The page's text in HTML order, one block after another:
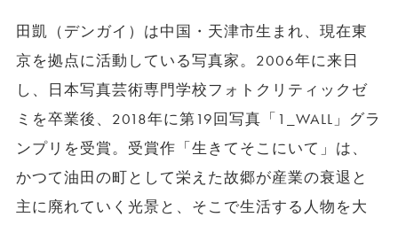
田凱（デンガイ）は中国・天津市生まれ、現在東
京を拠点に活動している写真家。2006年に来日
し、日本写真芸術専門学校フォトクリティックゼ
ミを卒業後、2018年に第19回写真「1_WALL」グラ
ンプリを受賞。受賞作「生きてそこにいて」は、
かつて油田の町として栄えた故郷が産業の衰退と
主に廃れていく光景と、そこで生活する人物を大